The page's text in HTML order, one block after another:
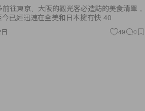
往東京、大阪的觀光客必造訪的美食清單，
已經迅速在全美和日本擁有快 40
49 0